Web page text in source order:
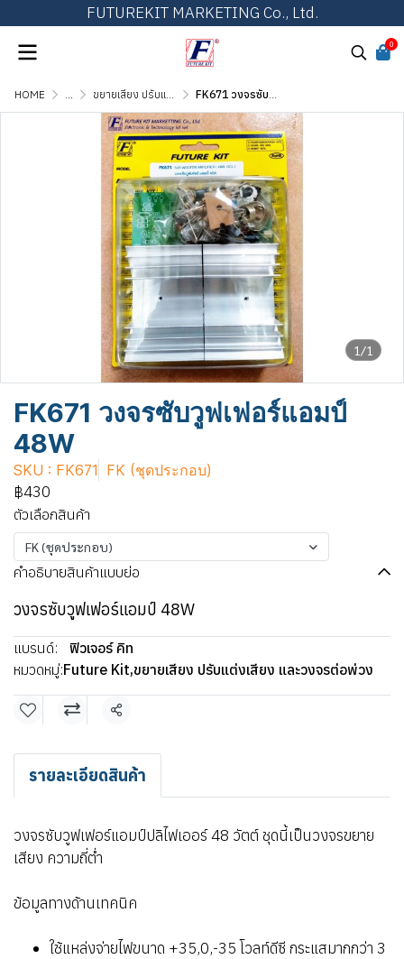
FUTUREKIT MARKETING Co., Ltd.
0
HOME ... ขยายเสียง ปรับแต่งเสียง และวงจรต่อพ่วง FK671 วงจรซับวูฟเฟอร์แอมป์ 48W
1/1
FK671 วงจรซับวูฟเฟอร์แอมป์
48W
SKU : FK671 FK (ชุดประกอบ)
฿430
ตัวเลือกสินค้า
FK (ชุดประกอบ)
คำอธิบายสินค้าแบบย่อ
วงจรซับวูฟเฟอร์แอมป์ 48W
แบรนด์:
ฟิวเจอร์ คิท
หมวดหมู่:Future Kit,ขยายเสียง ปรับแต่งเสียง และวงจรต่อพ่วง
แชร์
รายละเอียดสินค้า
วงจรซับวูฟเฟอร์แอมป์ปลิไฟเออร์ 48 วัตต์ ชุดนี้เป็นวงจรขยาย
เสียง ความถี่ต่ำ
ข้อมูลทางด้านเทคนิค
ใช้แหล่งจ่ายไฟขนาด +35,0,-35 โวลท์ดีซี กระแสมากกว่า 3